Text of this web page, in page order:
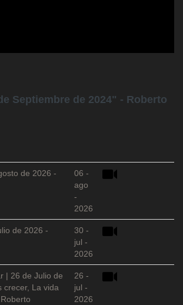
Septiembre de 2024" - Roberto
de 2026 -
06 -
ago
-
2026
de 2026 -
30 -
jul -
2026
| 26 de Julio de
crecer, La vida
26 -
jul -
2026